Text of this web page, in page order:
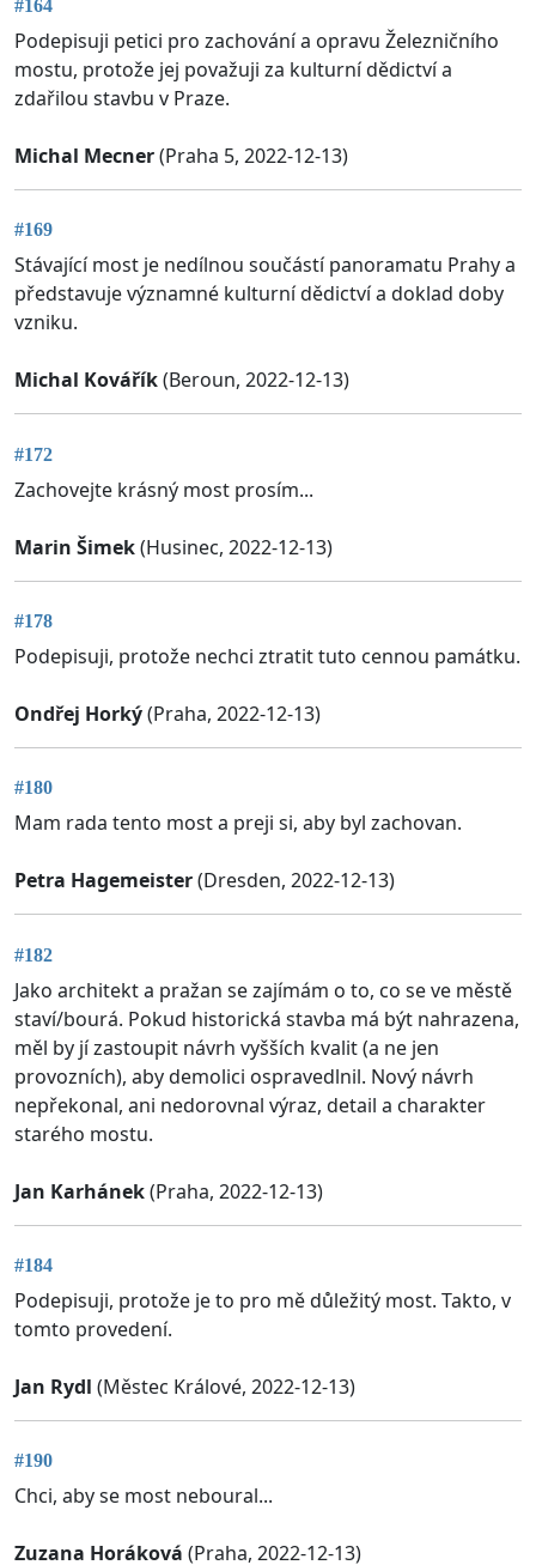
#164
Podepisuji petici pro zachování a opravu Železničního
mostu, protože jej považuji za kulturní dědictví a
zdařilou stavbu v Praze.
Michal Mecner(Praha 5, 2022-12-13)
#169
Stávající most je nedílnou součástí panoramatu Prahy a
představuje významné kulturní dědictví a doklad doby
vzniku.
Michal Kovářík(Beroun, 2022-12-13)
#172
Zachovejte krásný most prosím...
Marin Šimek(Husinec, 2022-12-13)
#178
Podepisuji, protože nechci ztratit tuto cennou památku.
Ondřej Horký(Praha, 2022-12-13)
#180
Mam rada tento most a preji si, aby byl zachovan.
Petra Hagemeister(Dresden, 2022-12-13)
#182
Jako architekt a pražan se zajímám o to, co se ve městě
staví/bourá. Pokud historická stavba má být nahrazena,
měl by jí zastoupit návrh vyšších kvalit (a ne jen
provozních), aby demolici ospravedlnil. Nový návrh
nepřekonal, ani nedorovnal výraz, detail a charakter
starého mostu.
Jan Karhánek(Praha, 2022-12-13)
#184
Podepisuji, protože je to pro mě důležitý most. Takto, v
tomto provedení.
Jan Rydl (Městec Králové, 2022-12-13)
#190
Chci, aby se most neboural...
Zuzana Horáková (Praha, 2022-12-13)